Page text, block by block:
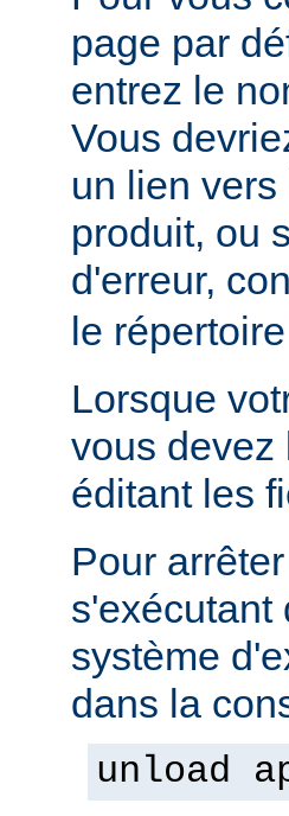
page par
entrez le
Vous
un lien
produit, ou
d'erreur,
le répertoire
Lorsque
vous devez
éditant les
Pour
s'exécutant
système
dans la
unload